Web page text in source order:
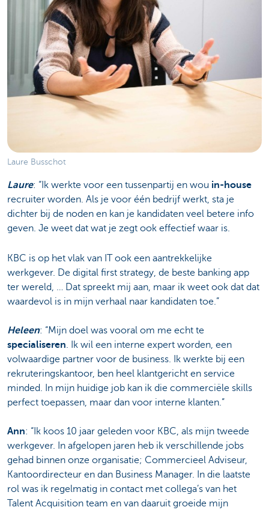
Laure Busschot
Laure: “Ik werkte voor een tussenpartij en wou in-house
recruiter worden. Als je voor één bedrijf werkt, sta je
dichter bij de noden en kan je kandidaten veel betere info
geven. Je weet dat wat je zegt ook effectief waar is.
KBC is op het vlak van IT ook een aantrekkelijke
werkgever. De digital first strategy, de beste banking app
ter wereld, … Dat spreekt mij aan, maar ik weet ook dat dat
waardevol is in mijn verhaal naar kandidaten toe.”
Heleen: “Mijn doel was vooral om me echt te
specialiseren. Ik wil een interne expert worden, een
volwaardige partner voor de business. Ik werkte bij een
rekruteringskantoor, ben heel klantgericht en service
minded. In mijn huidige job kan ik die commerciële skills
perfect toepassen, maar dan voor interne klanten.”
Ann: “Ik koos 10 jaar geleden voor KBC, als mijn tweede
werkgever. In afgelopen jaren heb ik verschillende jobs
gehad binnen onze organisatie; Commercieel Adviseur,
Kantoordirecteur en dan Business Manager. In die laatste
rol was ik regelmatig in contact met collega’s van het
Talent Acquisition team en van daaruit groeide mijn